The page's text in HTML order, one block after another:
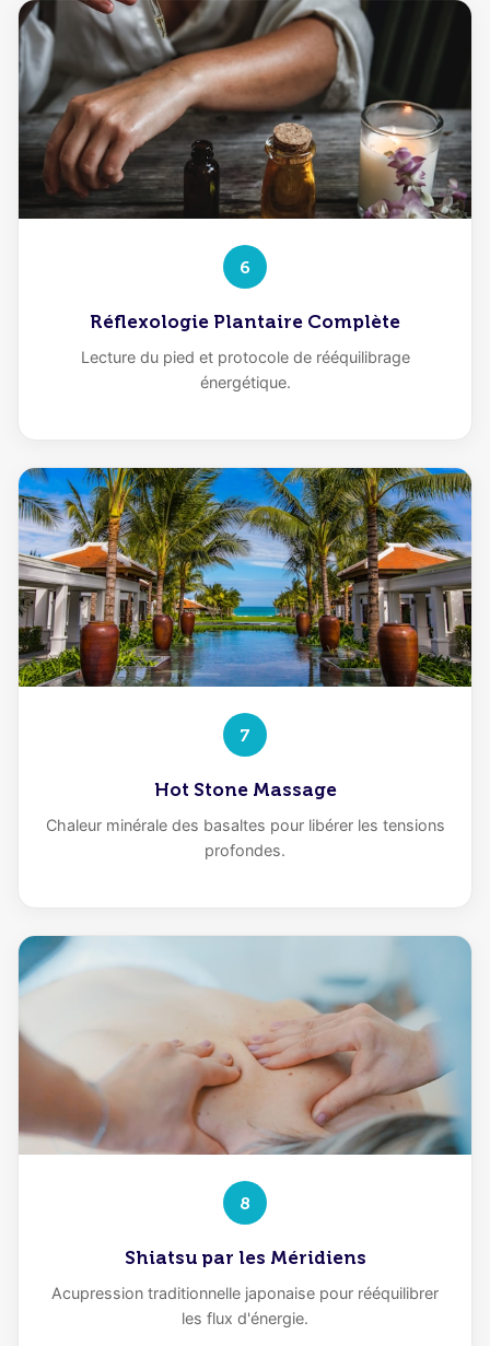
6
Réflexologie Plantaire Complète
Lecture du pied et protocole de rééquilibrage
énergétique.
7
Hot Stone Massage
Chaleur minérale des basaltes pour libérer les tensions
profondes.
8
Shiatsu par les Méridiens
Acupression traditionnelle japonaise pour rééquilibrer
les flux d'énergie.